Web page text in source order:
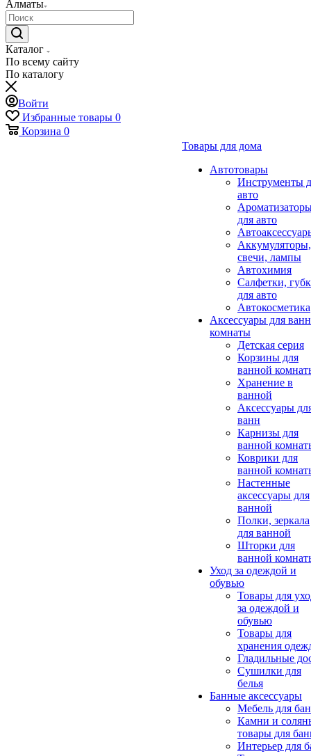
Алматы
Каталог
По всему сайту
По каталогу
Войти
Избранные товары 0
Корзина 0
Товары для дома
Автотовары
Инструменты
авто
для авто
Аккумуляторы,
свечи, лампы
Автохимия
Салфетки,
для авто
Автокосметика
Аксессуары для
комнаты
Детская серия
Корзины для
ванной
Хранение в
ванной
Аксессуары
ванн
Карнизы для
ванной
Коврики для
ванной
Настенные
аксессуары для
ванной
Полки, зеркала
для ванной
Шторки для
ванной
Уход за одеждой и
обувью
Товары для
за одеждой и
обувью
Товары для
хранения
Гладильные
Сушилки для
белья
Банные аксессуары
Мебель для
Камни и
товары для
Интерьер для